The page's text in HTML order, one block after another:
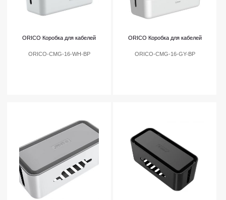
ORICO Коробка для кабелей
ORICO-CMG-16-WH-BP
ORICO Коробка для кабелей
ORICO-CMG-16-GY-BP